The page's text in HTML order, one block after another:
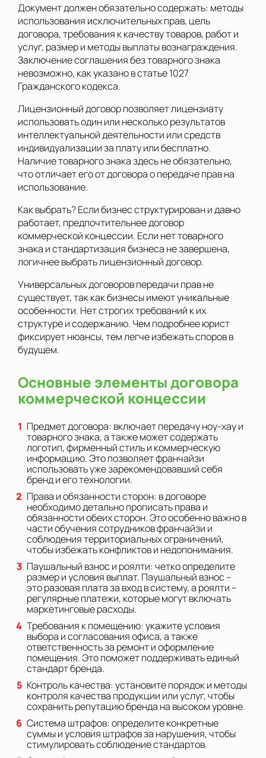
Документ должен обязательно содержать: методы
использования исключительных прав, цель
договора, требования к качеству товаров, работ и
услуг, размер и методы выплаты вознаграждения.
Заключение соглашения без товарного знака
невозможно, как указано в статье 1027
Гражданского кодекса.
Лицензионный договор позволяет лицензиату
использовать один или несколько результатов
интеллектуальной деятельности или средств
индивидуализации за плату или бесплатно.
Наличие товарного знака здесь не обязательно,
что отличает его от договора о передаче прав на
использование.
Как выбрать? Если бизнес структурирован и давно
работает, предпочтительнее договор
коммерческой концессии. Если нет товарного
знака и стандартизация бизнеса не завершена,
логичнее выбрать лицензионный договор.
Универсальных договоров передачи прав не
существует, так как бизнесы имеют уникальные
особенности. Нет строгих требований к их
структуре и содержанию. Чем подробнее юрист
фиксирует нюансы, тем легче избежать споров в
будущем.
Основные элементы договора
коммерческой концессии
Предмет договора: включает передачу ноу-хау и
товарного знака, а также может содержать
логотип, фирменный стиль и коммерческую
информацию. Это позволяет франчайзи
использовать уже зарекомендовавший себя
бренд и его технологии.
Права и обязанности сторон: в договоре
необходимо детально прописать права и
обязанности обеих сторон. Это особенно важно в
части обучения сотрудников франчайзи и
соблюдения территориальных ограничений,
чтобы избежать конфликтов и недопонимания.
Паушальный взнос и роялти: четко определите
размер и условия выплат. Паушальный взнос –
это разовая плата за вход в систему, а роялти –
регулярные платежи, которые могут включать
маркетинговые расходы.
Требования к помещению: укажите условия
выбора и согласования офиса, а также
ответственность за ремонт и оформление
помещения. Это поможет поддерживать единый
стандарт бренда.
Контроль качества: установите порядок и методы
контроля качества продукции или услуг, чтобы
сохранить репутацию бренда на высоком уровне.
Система штрафов: определите конкретные
суммы и условия штрафов за нарушения, чтобы
стимулировать соблюдение стандартов.